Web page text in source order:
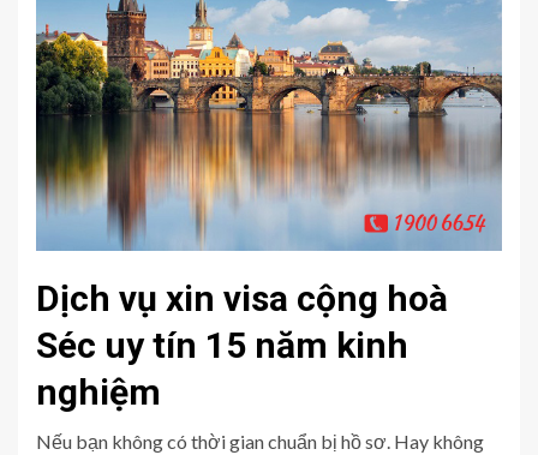
Dịch vụ xin visa cộng hoà
Séc uy tín 15 năm kinh
nghiệm
Nếu bạn không có thời gian chuẩn bị hồ sơ. Hay không